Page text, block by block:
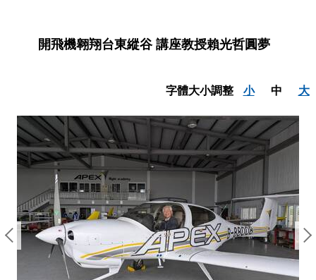
開飛機翱翔台東縱谷 講座教授賴光哲圓夢
字體大小調整 小 中 大